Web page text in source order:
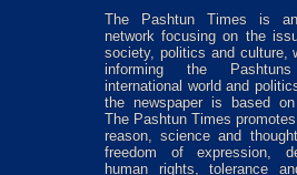
The Pashtun Times is
network focusing on the
society, politics and culture,
informing the
international world and
the newspaper is based
The Pashtun Times
reason, science and
freedom of expression,
human rights, tolerance